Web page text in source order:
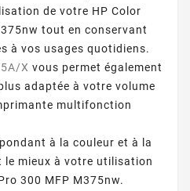
de votre HP Color
tout en conservant
à vos usages quotidiens.
X vous permet également
adaptée à votre volume
multifonction
à la couleur et à la
le mieux à votre utilisation
300 MFP M375nw.